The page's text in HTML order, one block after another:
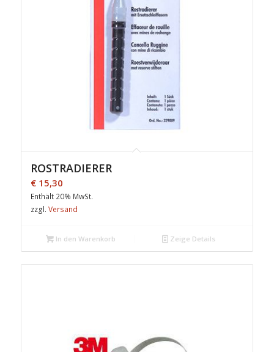
ROSTRADIERER
€15,30
Enthält 20% MwSt.
zzgl. Versand
In den Warenkorb Zeige Details